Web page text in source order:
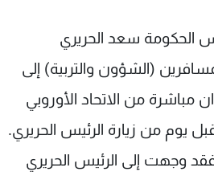
الحكومة سعد الحريري
(الشؤون والتربية) إلى
من الاتحاد الأوروبي
يوم من زيارة الرئيس الحريري.
فقد وجهت إلى الرئيس الحريري
وظائف
تواصل معنا
شروط الإسـتخدام
سياسة الخصوصية